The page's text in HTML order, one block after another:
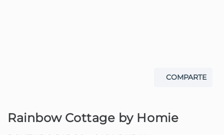
COMPARTE
Rainbow Cottage by Homie